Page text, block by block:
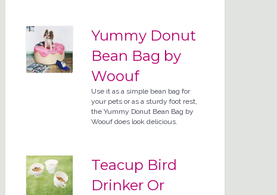
Yummy Donut
Bean Bag by
Woouf
Use it as a simple bean bag for
your pets or as a sturdy foot rest,
the Yummy Donut Bean Bag by
Woouf does look delicious.
Teacup Bird
Drinker Or